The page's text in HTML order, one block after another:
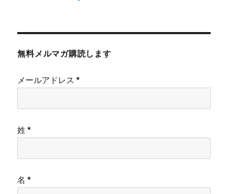
無料メルマガ購読します
メールアドレス*
姓*
名*